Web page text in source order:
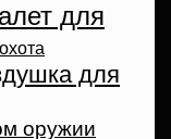
для
для
оружии